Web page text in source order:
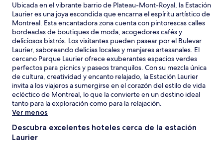
Ubicada en el vibrante barrio de Plateau-Mont-Royal, la Estación
Laurier es una joya escondida que encarna el espíritu artístico de
Montreal. Esta encantadora zona cuenta con pintorescas calles
bordeadas de boutiques de moda, acogedores cafés y
deliciosos bistrós. Los visitantes pueden pasear por el Bulevar
Laurier, saboreando delicias locales y manjares artesanales. El
cercano Parque Laurier ofrece exuberantes espacios verdes
perfectos para picnics y paseos tranquilos. Con su mezcla única
de cultura, creatividad y encanto relajado, la Estación Laurier
invita a los viajeros a sumergirse en el corazón del estilo de vida
ecléctico de Montreal, lo que la convierte en un destino ideal
tanto para la exploración como para la relajación.
Ver menos
Descubra excelentes hoteles cerca de la estación
Laurier